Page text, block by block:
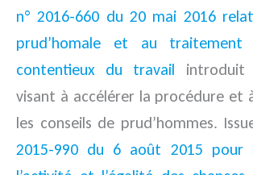
n° 2016-660 du 20 mai 2016
prud’homale et au traitement
contentieux du travail introduit
visant à accélérer la procédure et
les conseils de prud’hommes.
2015-990 du 6 août 2015 pour